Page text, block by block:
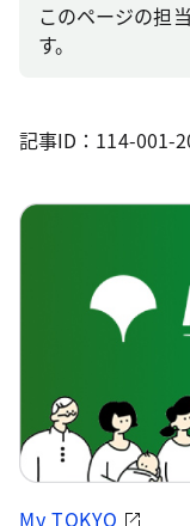
このページの担
す。
記事ID：114-001-
My TOKYO